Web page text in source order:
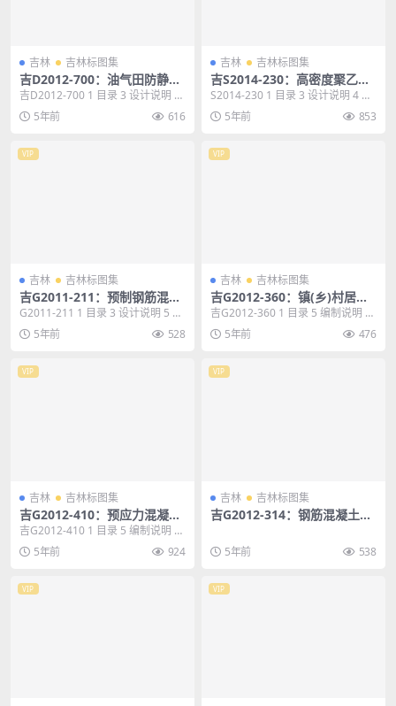
吉林 吉林标图集
吉D2012-700：油气田防静电
撞地安装
吉D2012-700 1 目录 3 设计说明 4
汽车罐车接地示意图 6 容器接...
5年前 616
吉林 吉林标图集
吉S2014-230：高密度聚乙烯
（HDPE)线性排水沟安装图
S2014-230 1 目录 3 设计说明 4 H
DPE线性排水沟说明 6 HD...
5年前 853
VIP
吉林 吉林标图集
吉G2011-211：预制钢筋混凝
土复合保温外墙挂板构造
G2011-211 1 目录 3 设计说明 5 整
间板立面构造索引示例 13 整...
5年前 528
VIP
吉林 吉林标图集
吉G2012-360：镇(乡)村居住
建筑抗震构造
吉G2012-360 1 目录 5 编制说明 7
基础详图 17 房屋平面节点选...
5年前 476
VIP
吉林 吉林标图集
吉G2012-410：预应力混凝土
空心方桩
吉G2012-410 1 目录 5 编制说明 6
桩结构配筋示意图 16 (PH...
5年前 924
VIP
吉林 吉林标图集
吉G2012-314：钢筋混凝土梁
5年前 538
VIP VIP